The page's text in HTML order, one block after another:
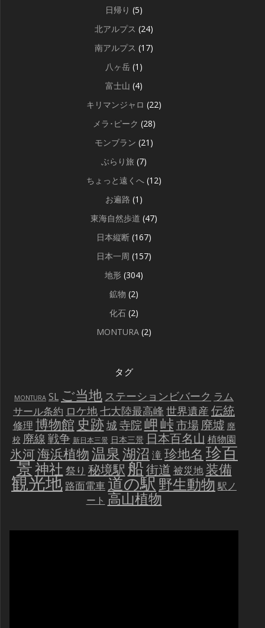
日帰り (5)
北アルプス (24)
南アルプス (17)
八ヶ岳 (1)
富士山 (4)
キリマンジャロ (22)
メラ･ピーク (28)
モンブラン (21)
ぶらり旅 (7)
ちょっと遠くへ (12)
お遍路 (1)
東海自然歩道 (47)
日本縦断 (167)
日本一周 (157)
地形 (304)
鉱物 (2)
化石 (2)
MONTURA (2)
タグ
MONTURA SL ご当地 ステーションビバーク ラム
サール条約 ロケ地七大陸最高峰 世界遺産 伝統
修理 博物館 史跡城寺院岬峠市場 廃墟 廃
校 廃線戦争 新日本三景 日本三景 日本百名山 植物園
氷河海浜植物温泉湖沼 滝珍地名 珍百
景神社 祭り 秘境駅船街道 被災地 装備
観光地 路面電車道の駅野生動物 駅ノ
ート 高山植物